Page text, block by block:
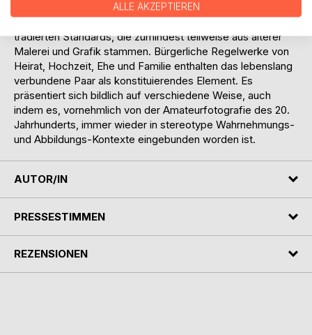
Als ein Ergebnis von Blick-Fokussierung beruht sie auf
tradierten Standards, die zumindest teilweise aus älterer
Malerei und Grafik stammen. Bürgerliche Regelwerke von
Heirat, Hochzeit, Ehe und Familie enthalten das lebenslang
verbundene Paar als konstituierendes Element. Es
präsentiert sich bildlich auf verschiedene Weise, auch
indem es, vornehmlich von der Amateurfotografie des 20.
Jahrhunderts, immer wieder in stereotype Wahrnehmungs-
und Abbildungs-Kontexte eingebunden worden ist.
AUTOR/IN
PRESSESTIMMEN
REZENSIONEN
ALLE AKZEPTIEREN